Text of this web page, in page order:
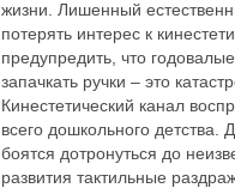
жизни. Лишенный
потерять интерес к
предупредить, что
запачкать ручки – это
Кинестетический канал
всего дошкольного
боятся дотронуться до
развития тактильные